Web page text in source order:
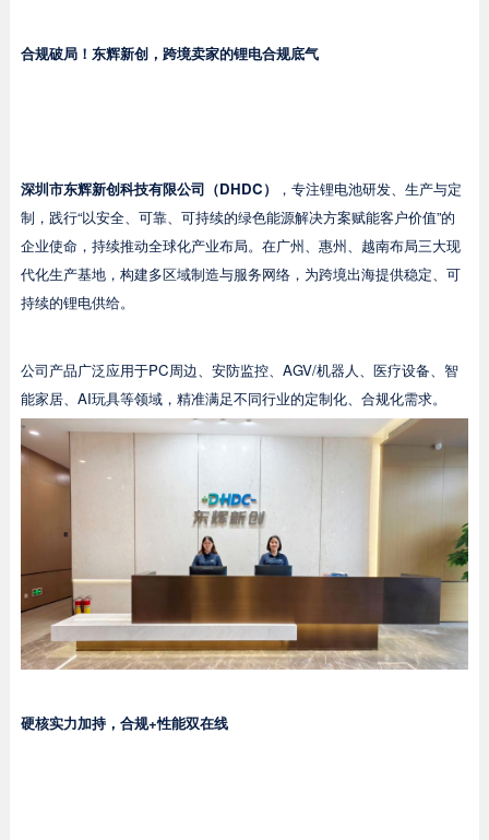
合规破局！东辉新创，跨境卖家的锂电合规底气
深圳市东辉新创科技有限公司 （DHDC）
，专注锂电池研发、生产与定
制，践行“以安全、可靠、可持续的绿色能源解决方案赋能客户价值”的
企业使命，持续推动全球化产业布局。在广州、惠州、越南布局三大现
代化生产基地，构建多区域制造与服务网络，为跨境出海提供稳定、可
持续的锂电供给。
公司产品广泛应用于PC周边、安防监控、AGV/机器人、医疗设备、智
能家居、AI玩具等领域，精准满足不同行业的定制化、合规化需求。
硬核实力加持，合规+性能双在线